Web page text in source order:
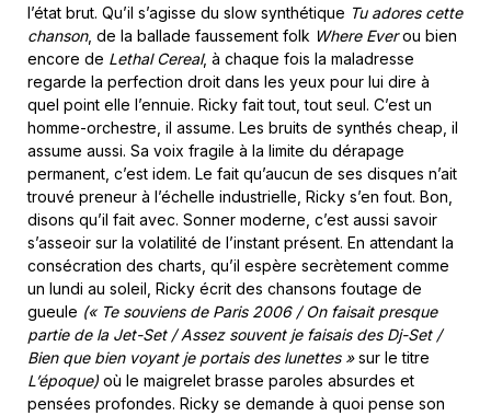
l’état brut. Qu’il s’agisse du slow synthétique Tu adores cette
chanson, de la ballade faussement folk Where Everou bien
encore de Lethal Cereal, à chaque fois la maladresse
regarde la perfection droit dans les yeux pour lui dire à
quel point elle l’ennuie. Ricky fait tout, tout seul. C’est un
homme-orchestre, il assume. Les bruits de synthés cheap, il
assume aussi. Sa voix fragile à la limite du dérapage
permanent, c’est idem. Le fait qu’aucun de ses disques n’ait
trouvé preneur à l’échelle industrielle, Ricky s’en fout. Bon,
disons qu’il fait avec. Sonner moderne, c’est aussi savoir
s’asseoir sur la volatilité de l’instant présent. En attendant la
consécration des charts, qu’il espère secrètement comme
un lundi au soleil, Ricky écrit des chansons foutage de
gueule (« Te souviens de Paris 2006 / On faisait presque
partie de la Jet-Set / Assez souvent je faisais des Dj-Set /
Bien que bien voyant je portais des lunettes »sur le titre
L’époque) où le maigrelet brasse paroles absurdes et
pensées profondes. Ricky se demande à quoi pense son